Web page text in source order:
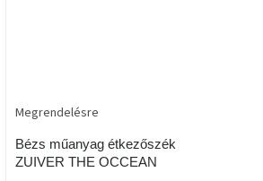
Belső
tavaszi
színekben
Bézs műanyag étkezőszék
ZUIVER THE OCCEAN
Megrendelésre